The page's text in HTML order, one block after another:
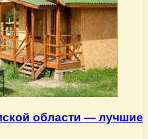
области — лучшие